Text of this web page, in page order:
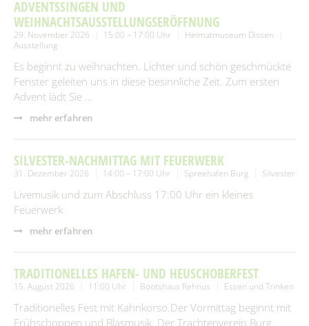
Fundtiere
Zahlen & Statistik
Formularservice
Spielplätze
Spenden & Sponsoring
Tourismus
ADVENTSSINGEN UND
WEIHNACHTSAUSSTELLUNGSERÖFFNUNG
29. November 2026 15:00 – 17:00 Uhr
Heimatmuseum Dissen
Ausstellung
Es beginnt zu weihnachten. Lichter und schön geschmückte
Fenster geleiten uns in diese besinnliche Zeit. Zum ersten
Advent lädt Sie …
mehr erfahren
SILVESTER-NACHMITTAG MIT FEUERWERK
31. Dezember 2026 14:00 – 17:00 Uhr Spreehafen Burg Silvester
Livemusik und zum Abschluss 17:00 Uhr ein kleines
Feuerwerk
mehr erfahren
TRADITIONELLES HAFEN- UND HEUSCHOBERFEST
15. August 2026 11:00 Uhr Bootshaus Rehnus Essen und Trinken
Traditionelles Fest mit Kahnkorso.Der Vormittag beginnt mit
Frühschoppen und Blasmusik. Der Trachtenverein Burg
SUCHEN